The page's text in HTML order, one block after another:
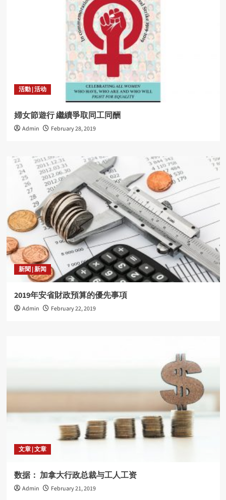
活動 | 活动
婦女節遊行 繼續爭取同工同酬
Admin February 28, 2019
新聞 | 新闻
2019年安省財政預算的優先事項
Admin February 22, 2019
文章 | 文章
数据： 加拿大行政总裁与工人工资
Admin February 21, 2019